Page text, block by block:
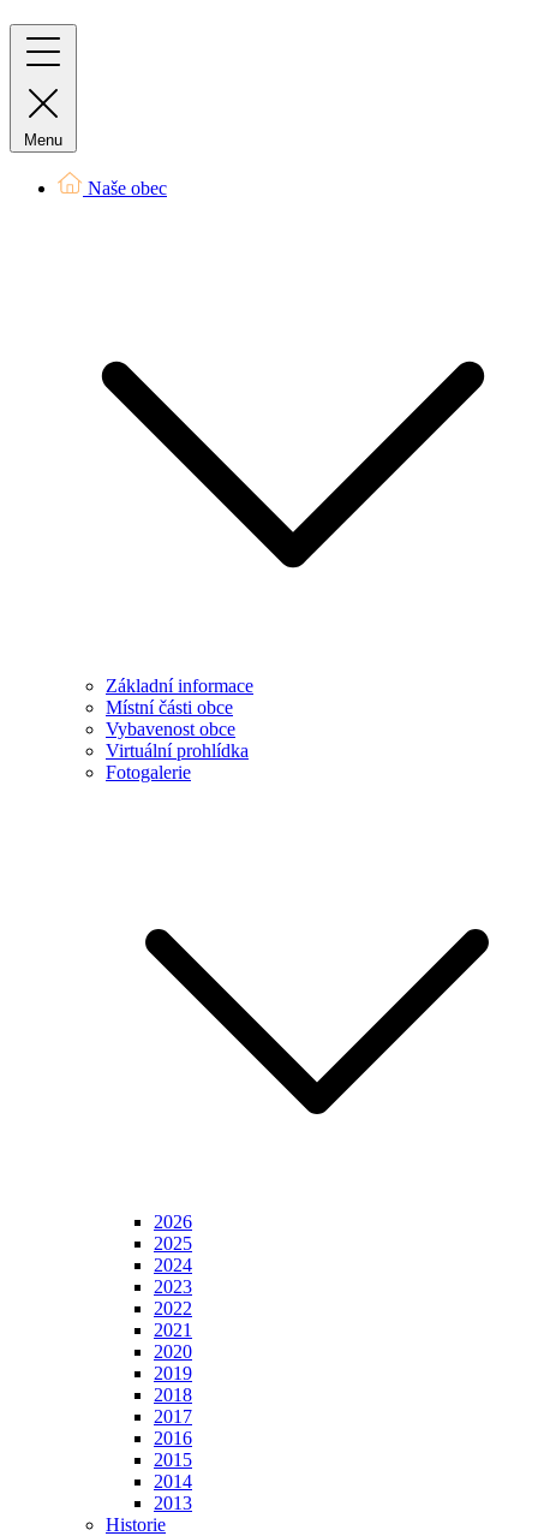
Menu
Naše obec
Základní informace
Místní části obce
Vybavenost obce
Virtuální prohlídka
Fotogalerie
2026
2025
2024
2023
2022
2021
2020
2019
2018
2017
2016
2015
2014
2013
Historie